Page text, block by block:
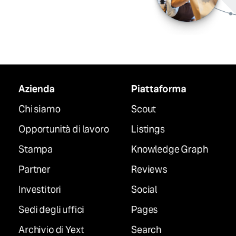
Azienda
Chi siamo
Opportunità di lavoro
Stampa
Partner
Investitori
Sedi degli uffici
Archivio di Yext
Piattaforma
Scout
Listings
Knowledge Graph
Reviews
Social
Pages
Search